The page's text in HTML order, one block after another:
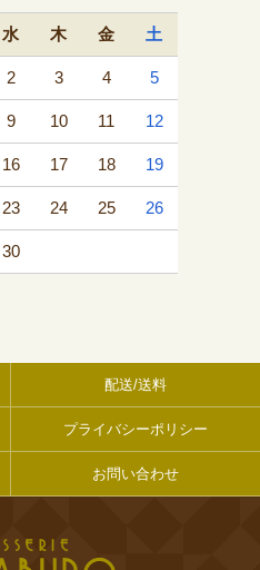
水 木 金 土
2 3 4 5
9 10 11 12
16 17 18 19
23 24 25 26
30
配送/送料
プライバシーポリシー
お問い合わせ